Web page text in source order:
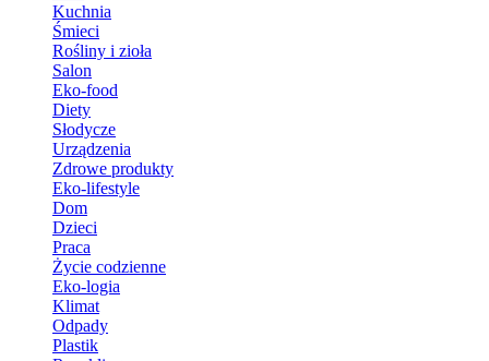
Kuchnia
Śmieci
Rośliny i zioła
Salon
Eko-food
Diety
Słodycze
Urządzenia
Zdrowe produkty
Eko-lifestyle
Dom
Dzieci
Praca
Życie codzienne
Eko-logia
Klimat
Odpady
Plastik